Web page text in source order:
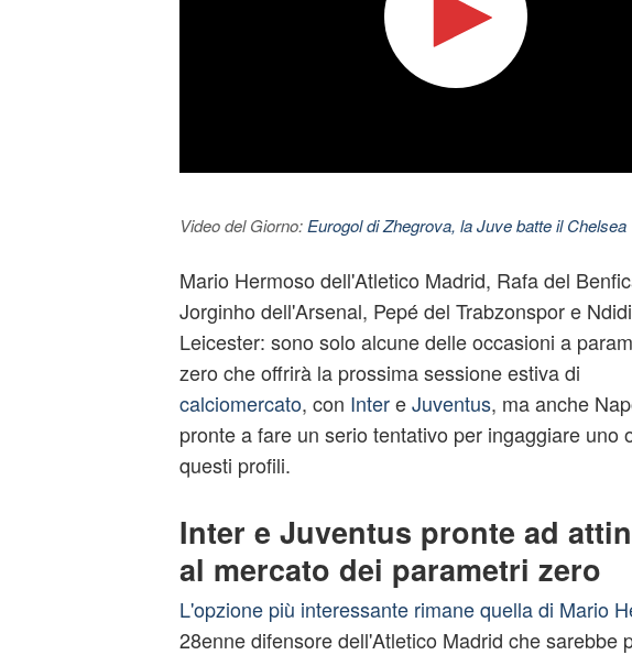
Video del Giorno: Eurogol di Zhegrova, la Juve batte il Chelsea
Mario Hermoso dell'Atletico Madrid, Rafa del
Jorginho dell'Arsenal, Pepé del Trabzonspor e
Leicester: sono solo alcune delle occasioni a
zero che offrirà la prossima sessione estiva di
calciomercato, con IntereJuventus, ma anche
pronte a fare un serio tentativo per ingaggiare uno
questi profili.
Inter e Juventus pronte ad
al mercato dei parametri zero
L'opzione più interessante rimane quella di Mario
28enne difensore dell'Atletico Madrid che sarebbe